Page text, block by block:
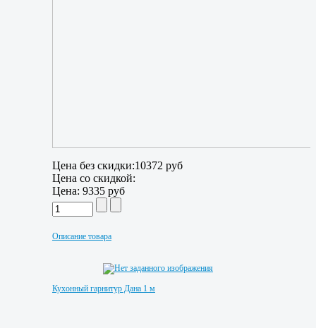
Цена без скидки:10372 руб
Цена со скидкой:
Цена: 9335 руб
Описание товара
Кухонный гарнитур Дана 1 м